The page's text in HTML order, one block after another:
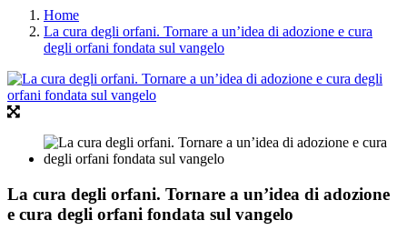
Home
La cura degli orfani. Tornare a un’idea di adozione e cura
degli orfani fondata sul vangelo
La cura degli orfani. Tornare a un’idea di adozione
e cura degli orfani fondata sul vangelo